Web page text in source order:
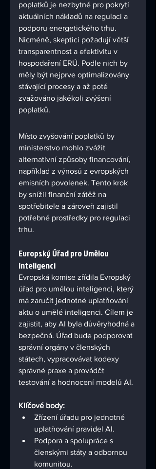
poplatků je nezbytné pro pokrytí
aktuálních nákladů na regulaci a
podporu energetického trhu.
Nicméně, skeptici požadují větší
transparentnost a efektivitu v
hospodaření ERÚ. Podle nich by
měly být nejprve optimalizovány
stávající procesy a až poté
zvažováno jakékoli zvýšení
poplatků.
Místo zvyšování poplatků by
ministerstvo mohlo zvážit
alternativní způsoby financování,
například z výnosů z evropských
emisních povolenek. Tento krok
by snížil finanční zátěž na
spotřebitele a zároveň zajistil
potřebné prostředky pro regulaci
trhu.
Evropský Úřad pro Umělou
Inteligenci
Evropská komise zřídila Evropský
úřad pro umělou inteligenci, který
má zaručit jednotné uplatňování
aktu o umělé inteligenci. Cílem je
zajistit, aby AI byla důvěryhodná a
bezpečná. Úřad bude podporovat
správní orgány v členských
státech, vypracovávat kodexy
správné praxe a provádět
testování a hodnocení modelů AI.
Klíčové body:
Zřízení úřadu pro jednotné
uplatňování pravidel AI.
Podpora a spolupráce s
členskými státy a odbornou
komunitou.